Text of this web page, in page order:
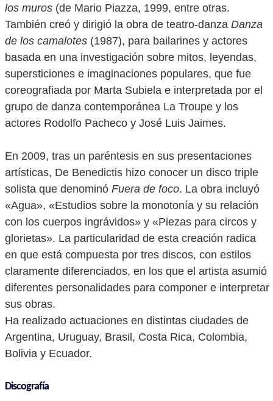
los muros (de Mario Piazza, 1999, entre otras.
También creó y dirigió la obra de teatro-danza Danza
de los camalotes (1987), para bailarines y actores
basada en una investigación sobre mitos, leyendas,
supersticiones e imaginaciones populares, que fue
coreografiada por Marta Subiela e interpretada por el
grupo de danza contemporánea La Troupe y los
actores Rodolfo Pacheco y José Luis Jaimes.
En 2009, tras un paréntesis en sus presentaciones
artísticas, De Benedictis hizo conocer un disco triple
solista que denominó Fuera de foco. La obra incluyó
«Agua», «Estudios sobre la monotonía y su relación
con los cuerpos ingrávidos» y «Piezas para circos y
glorietas». La particularidad de esta creación radica
en que está compuesta por tres discos, con estilos
claramente diferenciados, en los que el artista asumió
diferentes personalidades para componer e interpretar
sus obras.
Ha realizado actuaciones en distintas ciudades de
Argentina, Uruguay, Brasil, Costa Rica, Colombia,
Bolivia y Ecuador.
Discografía